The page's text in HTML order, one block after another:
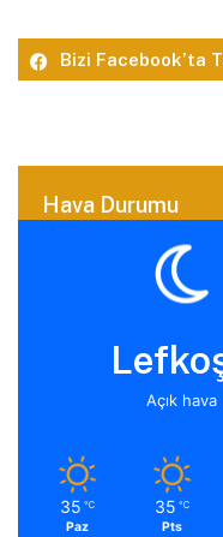
Bizi Facebook’ta
Hava Durumu
Açık hava
35 ℃
Paz
35 ℃
Pts